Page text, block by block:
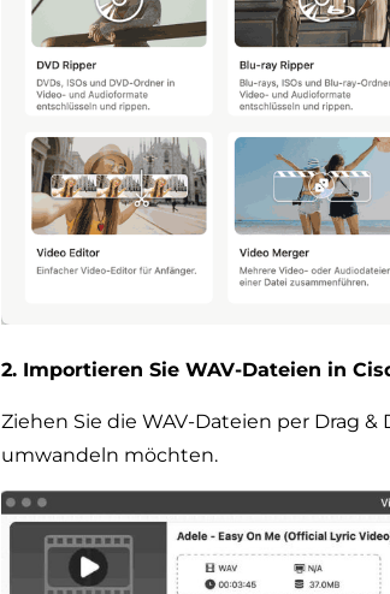
2. Importieren Sie WAV-Dateien in
Ziehen Sie die WAV-Dateien per Drag &
umwandeln möchten.